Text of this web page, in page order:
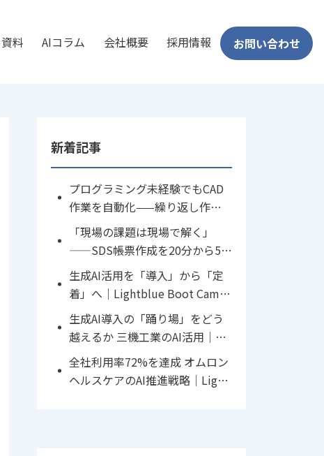
料 AIコラム 会社概要 採用情報 お問い合わせ
新着記事
プログラミング未経験でもCAD
作業を自動化——繰り返し作業
をワンクリックへ
「現場の課題は現場で解く」
——SDS帳票作成を20分から5分
に短縮したAI×VBA活用術
生成AI活用を「導入」から「定
着」へ｜Lightblue Boot Camp
in 鎌倉 開催レポート
生成AI導入の「踊り場」をどう
越えるか 三機工業のAI活用｜Lig
htblue Boot Camp in 鎌倉 開催
レポート
全社利用率72%を達成 オムロン
ヘルスケアのAI推進戦略｜Light